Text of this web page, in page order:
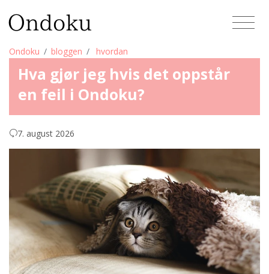
Ondoku bloggen hvordan
Hva gjør jeg hvis det oppstår
en feil i Ondoku?
7. august 2026